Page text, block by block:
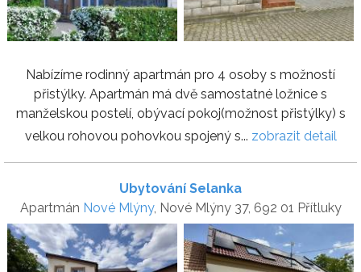
Nabízíme rodinný apartmán pro 4 osoby s možností
přistýlky. Apartmán má dvě samostatné ložnice s
manželskou postelí, obývací pokoj(možnost přistýlky) s
velkou rohovou pohovkou spojený s... zobrazit detail
Ubytování Selanka
Apartmán Nové Mlýny, Nové Mlýny 37, 692 01 Přítluky